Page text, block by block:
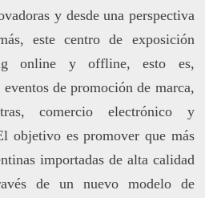
y desde una perspectiva
este centro de exposición
online y offline, esto es,
de promoción de marca,
comercio electrónico y
objetivo es promover que más
importadas de alta calidad
de un nuevo modelo de